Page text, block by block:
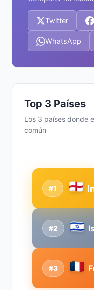
Twitter
WhatsApp
Top 3 Países
Los 3 países donde
común
#2
#1
#3